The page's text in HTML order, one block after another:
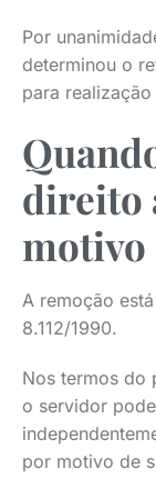
Por
determinou o
para
direito
motivo
A remoção
8.112/1990.
Nos termos do
o servidor
por motivo de